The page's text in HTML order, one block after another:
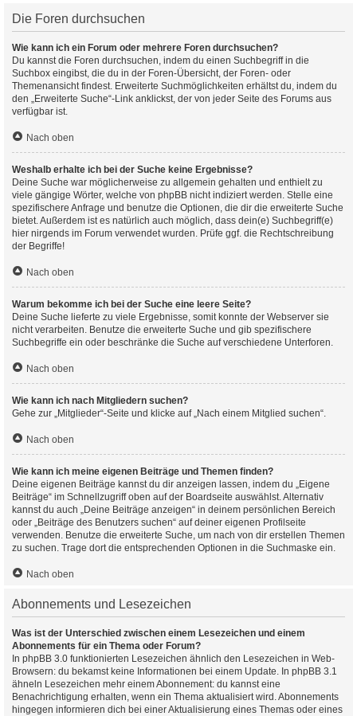
Die Foren durchsuchen
Wie kann ich ein Forum oder mehrere Foren durchsuchen?
Du kannst die Foren durchsuchen, indem du einen Suchbegriff in die
Suchbox eingibst, die du in der Foren-Übersicht, der Foren- oder
Themenansicht findest. Erweiterte Suchmöglichkeiten erhältst du, indem du
den „Erweiterte Suche“-Link anklickst, der von jeder Seite des Forums aus
verfügbar ist.
Nach oben
Weshalb erhalte ich bei der Suche keine Ergebnisse?
Deine Suche war möglicherweise zu allgemein gehalten und enthielt zu
viele gängige Wörter, welche von phpBB nicht indiziert werden. Stelle eine
spezifischere Anfrage und benutze die Optionen, die dir die erweiterte Suche
bietet. Außerdem ist es natürlich auch möglich, dass dein(e) Suchbegriff(e)
hier nirgends im Forum verwendet wurden. Prüfe ggf. die Rechtschreibung
der Begriffe!
Nach oben
Warum bekomme ich bei der Suche eine leere Seite?
Deine Suche lieferte zu viele Ergebnisse, somit konnte der Webserver sie
nicht verarbeiten. Benutze die erweiterte Suche und gib spezifischere
Suchbegriffe ein oder beschränke die Suche auf verschiedene Unterforen.
Nach oben
Wie kann ich nach Mitgliedern suchen?
Gehe zur „Mitglieder“-Seite und klicke auf „Nach einem Mitglied suchen“.
Nach oben
Wie kann ich meine eigenen Beiträge und Themen finden?
Deine eigenen Beiträge kannst du dir anzeigen lassen, indem du „Eigene
Beiträge“ im Schnellzugriff oben auf der Boardseite auswählst. Alternativ
kannst du auch „Deine Beiträge anzeigen“ in deinem persönlichen Bereich
oder „Beiträge des Benutzers suchen“ auf deiner eigenen Profilseite
verwenden. Benutze die erweiterte Suche, um nach von dir erstellen Themen
zu suchen. Trage dort die entsprechenden Optionen in die Suchmaske ein.
Nach oben
Abonnements und Lesezeichen
Was ist der Unterschied zwischen einem Lesezeichen und einem
Abonnements für ein Thema oder Forum?
In phpBB 3.0 funktionierten Lesezeichen ähnlich den Lesezeichen in Web-
Browsern: du bekamst keine Informationen bei einem Update. In phpBB 3.1
ähneln Lesezeichen mehr einem Abonnement: du kannst eine
Benachrichtigung erhalten, wenn ein Thema aktualisiert wird. Abonnements
hingegen informieren dich bei einer Aktualisierung eines Themas oder eines